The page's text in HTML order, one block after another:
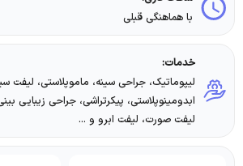
با هماهنگی قبلی
خدمات:
لیپوماتیک، جراحی سینه، ماموپلاستی، لیفت
ابدومینوپلاستی، پیکرتراشی، جراحی زیبایی
لیفت صورت، لیفت ابرو و ...